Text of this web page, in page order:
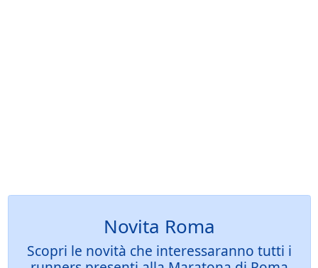
Novita Roma
Scopri le novità che interessaranno tutti i